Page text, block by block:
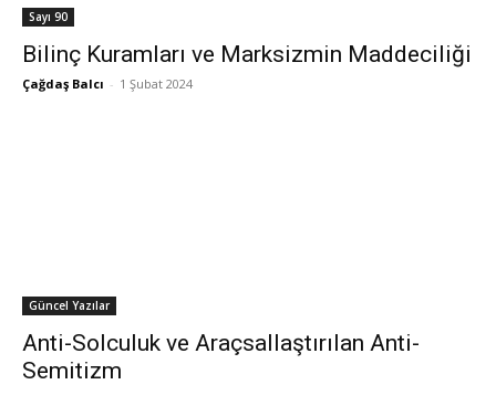
Sayı 90
Bilinç Kuramları ve Marksizmin Maddeciliği
Çağdaş Balcı - 1 Şubat 2024
Güncel Yazılar
Anti-Solculuk ve Araçsallaştırılan Anti-
Semitizm